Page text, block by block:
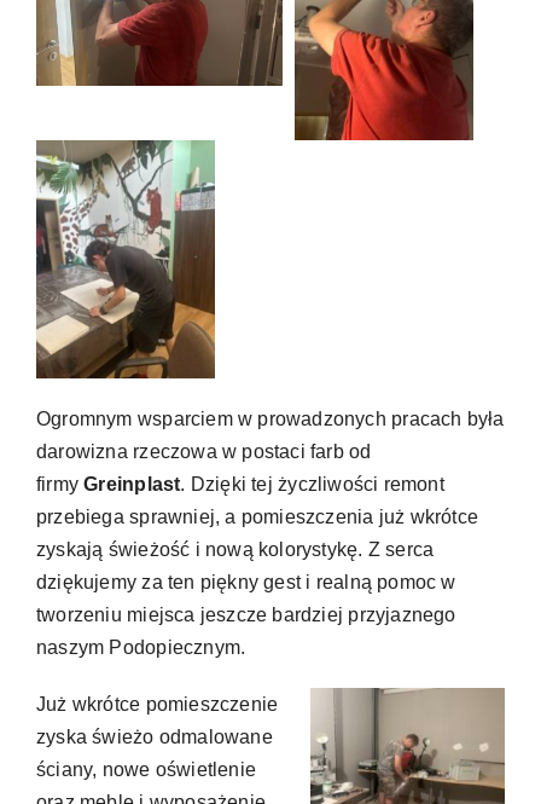
Ogromnym wsparciem w prowadzonych pracach była
darowizna rzeczowa w postaci farb od
firmyGreinplast. Dzięki tej życzliwości remont
przebiega sprawniej, a pomieszczenia już wkrótce
zyskają świeżość i nową kolorystykę. Z serca
dziękujemy za ten piękny gest i realną pomoc w
tworzeniu miejsca jeszcze bardziej przyjaznego
naszym Podopiecznym.
Już wkrótce pomieszczenie
zyska świeżo odmalowane
ściany, nowe oświetlenie